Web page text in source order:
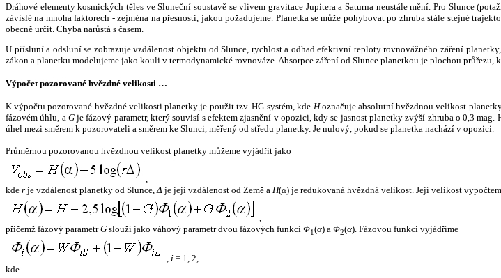
Dráhové elementy kosmických těles ve Sluneční soustavě se vlivem gravitace Jupitera a Saturna neustále mění. Pro Slunce
závislé na mnoha faktorech - zejména na přesnosti, jakou požadujeme. Planetka se může pohybovat po zhruba stále stejné
obecně určit. Chyba narůstá s časem.
U přísluní a odsluní se zobrazuje vzdálenost objektu od Slunce, rychlost a odhad efektivní teploty rovnovážného záření
zákon a planetku modelujeme jako kouli v termodynamické rovnováze. Absorpce záření od Slunce planetkou je plochou průřezu,
Výpočet pozorované hvězdné velikosti …
K výpočtu pozorované hvězdné velikosti planetky je použit tzv. HG-systém, kde Hoznačuje absolutní hvězdnou velikost
fázovém úhlu, a Gje fázový parametr, který souvisí s efektem zjasnění v opozici, kdy se jasnost planetky zvýší zhruba o 0,3 mag.
úhel mezi směrem k pozorovateli a směrem ke Slunci, měřený od středu planetky. Je nulový, pokud se planetka nachází v opozici.
Průměrnou pozorovanou hvězdnou velikost planetky můžeme vyjádřit jako
,
kde r je vzdálenost planetky od Slunce,Δ je její vzdálenost od Země a H(α) je redukovaná hvězdná velikost. Její velikost
,
přičemž fázový parametrG slouží jako váhový parametr dvou fázových funkcí Φ1(α) a Φ2(α). Fázovou funkci vyjádříme
, i = 1, 2,
kde